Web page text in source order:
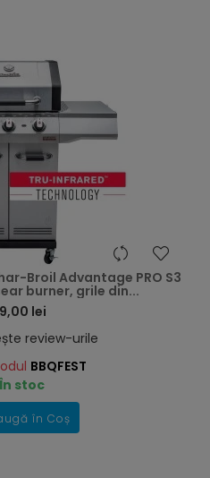
Broil Advantage PRO S3
burner, grile din...
lei
review-urile
BBQFEST
În stoc
în Coș